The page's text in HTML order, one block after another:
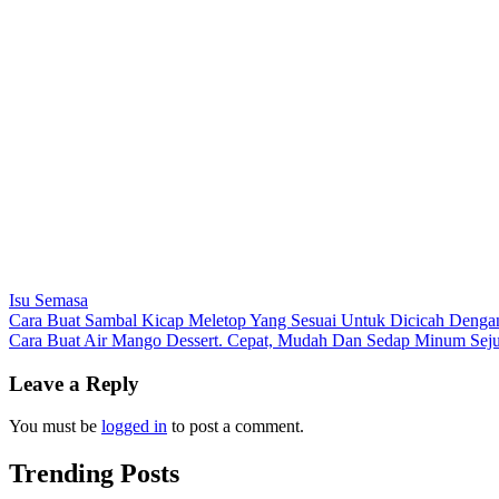
Isu Semasa
Post
navigation
Cara Buat Sambal Kicap Meletop Yang Sesuai Untuk Dicicah
Cara Buat Air Mango Dessert. Cepat, Mudah Dan Sedap Minum
Leave a Reply
You must be logged in to post a comment.
Trending Posts